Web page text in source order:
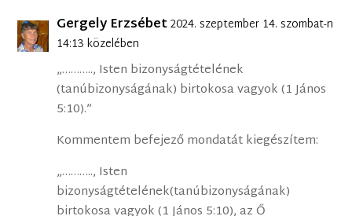
Gergely Erzsébet2024. szeptember 14. szombat-n
14:13 közelében
„……….., Isten bizonyságtételének
(tanúbizonyságának) birtokosa vagyok (1 János
5:10).”
Kommentem befejező mondatát kiegészítem:
„……….., Isten
bizonyságtételének(tanúbizonyságának)